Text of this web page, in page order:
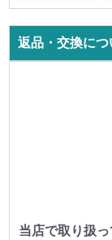
返品・交換につ
当店で取り扱